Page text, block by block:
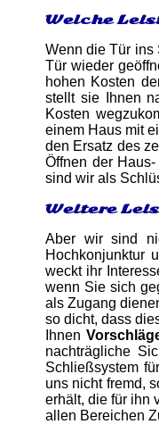
Welche
Wenn die Tür ins
Tür wieder
hohen Kosten
stellt sie Ihnen
Kosten
einem Haus mit
den Ersatz des
Öffnen der
sind wir als
Weitere
Aber wir sind
Hochkonjunktur
weckt ihr
wenn Sie sich
als Zugang
so dicht, dass
Ihnen
nachträgliche
Schließsystem
uns nicht fremd,
erhält, die für ihn
allen Bereichen